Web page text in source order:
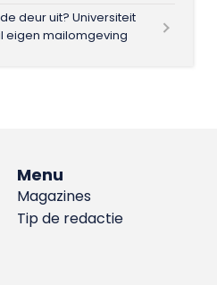
deur uit? Universiteit
eigen mailomgeving
Menu
Magazines
Tip de redactie